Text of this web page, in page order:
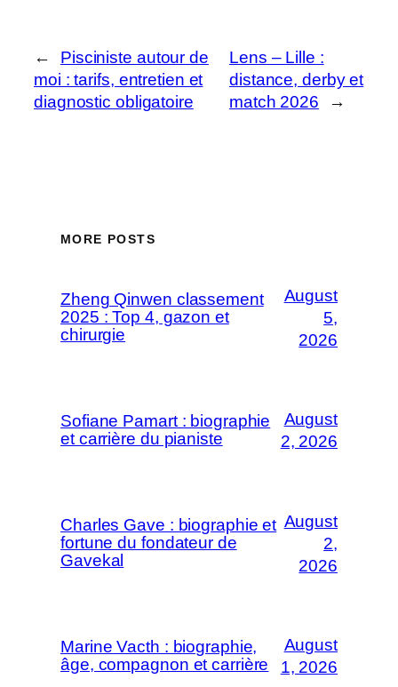
←
Pisciniste autour de
moi : tarifs, entretien et
diagnostic obligatoire
Lens – Lille :
distance, derby et
match 2026
→
MORE POSTS
Zheng Qinwen classement
2025 : Top 4, gazon et
chirurgie
August
5,
2026
Sofiane Pamart : biographie
et carrière du pianiste
August
2, 2026
Charles Gave : biographie et
fortune du fondateur de
Gavekal
August
2,
2026
Marine Vacth : biographie,
âge, compagnon et carrière
August
1, 2026